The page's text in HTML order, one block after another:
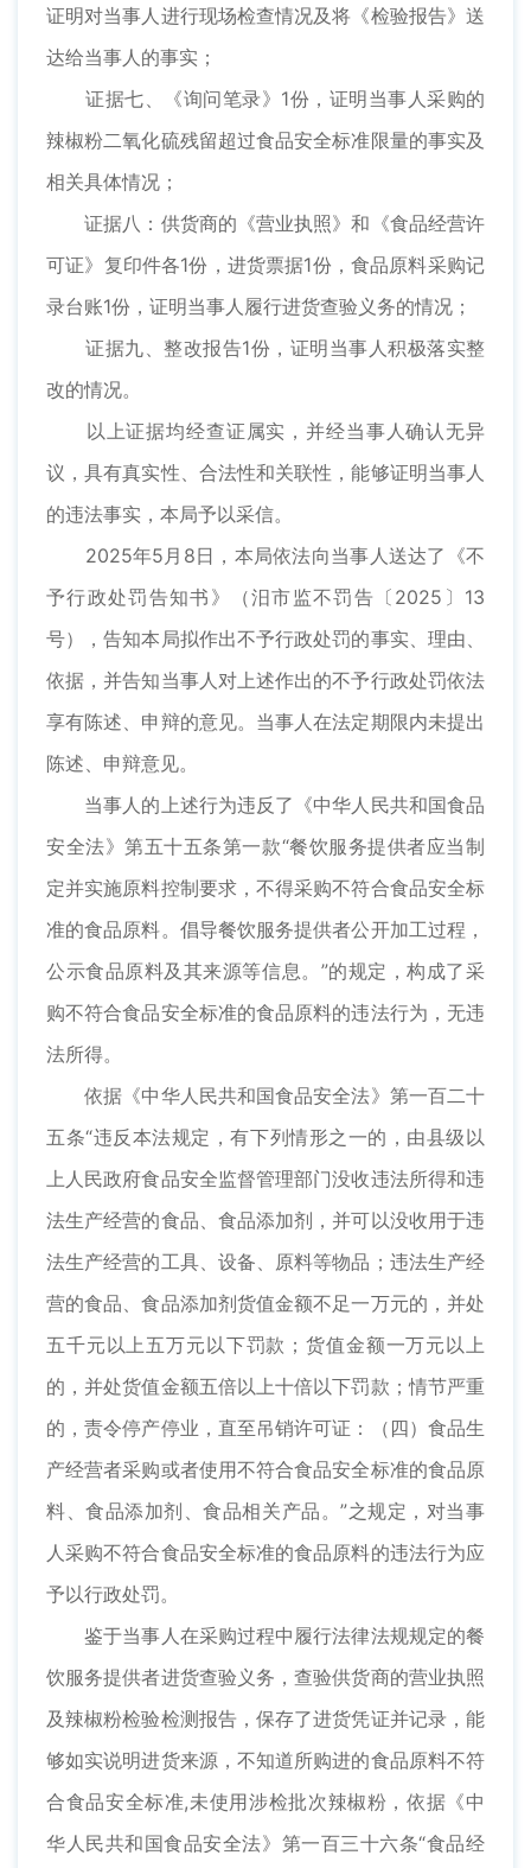
证明对当事人进行现场检查情况及将《检验报告》送
达给当事人的事实；
证据七、《询问笔录》1份，证明当事人采购的
辣椒粉二氧化硫残留超过食品安全标准限量的事实及
相关具体情况；
证据八：供货商的《营业执照》和《食品经营许
可证》复印件各1份，进货票据1份，食品原料采购记
录台账1份，证明当事人履行进货查验义务的情况；
证据九、整改报告1份，证明当事人积极落实整
改的情况。
以上证据均经查证属实，并经当事人确认无异
议，具有真实性、合法性和关联性，能够证明当事人
的违法事实，本局予以采信。
2025年5月8日，本局依法向当事人送达了《不
予行政处罚告知书》（汨市监不罚告〔2025〕13
号），告知本局拟作出不予行政处罚的事实、理由、
依据，并告知当事人对上述作出的不予行政处罚依法
享有陈述、申辩的意见。当事人在法定期限内未提出
陈述、申辩意见。
当事人的上述行为违反了《中华人民共和国食品
安全法》第五十五条第一款“餐饮服务提供者应当制
定并实施原料控制要求，不得采购不符合食品安全标
准的食品原料。倡导餐饮服务提供者公开加工过程，
公示食品原料及其来源等信息。”的规定，构成了采
购不符合食品安全标准的食品原料的违法行为，无违
法所得。
依据《中华人民共和国食品安全法》第一百二十
五条“违反本法规定，有下列情形之一的，由县级以
上人民政府食品安全监督管理部门没收违法所得和违
法生产经营的食品、食品添加剂，并可以没收用于违
法生产经营的工具、设备、原料等物品；违法生产经
营的食品、食品添加剂货值金额不足一万元的，并处
五千元以上五万元以下罚款；货值金额一万元以上
的，并处货值金额五倍以上十倍以下罚款；情节严重
的，责令停产停业，直至吊销许可证：（四）食品生
产经营者采购或者使用不符合食品安全标准的食品原
料、食品添加剂、食品相关产品。”之规定，对当事
人采购不符合食品安全标准的食品原料的违法行为应
予以行政处罚。
鉴于当事人在采购过程中履行法律法规规定的餐
饮服务提供者进货查验义务，查验供货商的营业执照
及辣椒粉检验检测报告，保存了进货凭证并记录，能
够如实说明进货来源，不知道所购进的食品原料不符
合食品安全标准,未使用涉检批次辣椒粉，依据《中
华人民共和国食品安全法》第一百三十六条“食品经